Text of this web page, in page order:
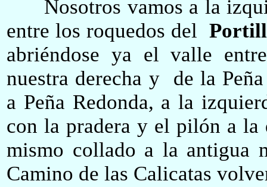
Nosotros vamos a la
entre los roquedos del
abriéndose ya el valle
nuestra derecha y de la
a Peña Redonda, a la
con la pradera y el pilón a la
mismo collado a la antigua
Camino de las Calicatas